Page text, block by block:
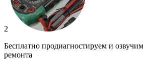
2
Бесплатно продиагностируем и
ремонта